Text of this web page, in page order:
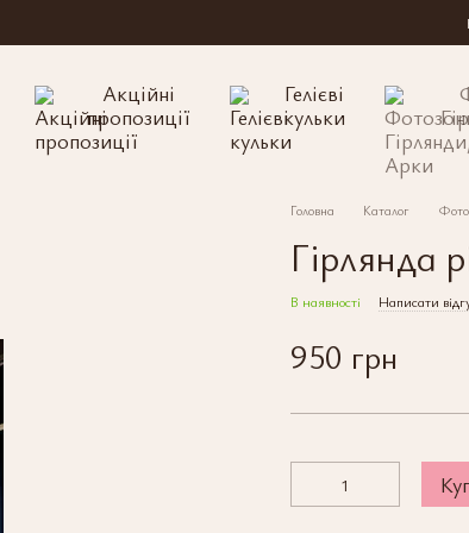
Акційні
пропозиції
Гелієві
кульки
Головна Каталог
Гірлянда
В наявності Написати
950 грн